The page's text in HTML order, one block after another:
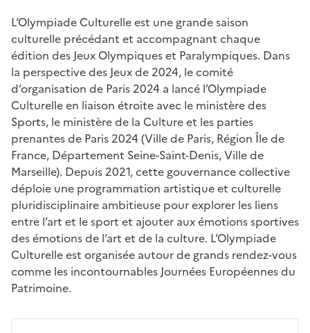
L’Olympiade Culturelle est une grande saison
culturelle précédant et accompagnant chaque
édition des Jeux Olympiques et Paralympiques. Dans
la perspective des Jeux de 2024, le comité
d’organisation de Paris 2024 a lancé l’Olympiade
Culturelle en liaison étroite avec le ministère des
Sports, le ministère de la Culture et les parties
prenantes de Paris 2024 (Ville de Paris, Région Île de
France, Département Seine-Saint-Denis, Ville de
Marseille). Depuis 2021, cette gouvernance collective
déploie une programmation artistique et culturelle
pluridisciplinaire ambitieuse pour explorer les liens
entre l’art et le sport et ajouter aux émotions sportives
des émotions de l’art et de la culture. L’Olympiade
Culturelle est organisée autour de grands rendez-vous
comme les incontournables Journées Européennes du
Patrimoine.